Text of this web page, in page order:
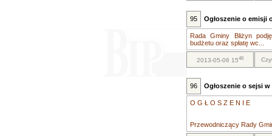
95 Ogłoszenie o emisji
Rada Gminy Bliżyn
budżetu oraz spłatę wc...
2013-05-06 1546
96 Ogłoszenie o sejsi
O G Ł O S Z E N I E
Przewodniczący Rady